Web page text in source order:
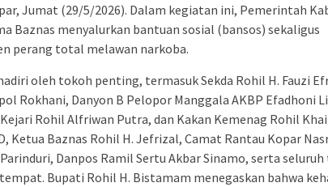
Jumat (29/5/2026). Dalam kegiatan ini, Pemerintah
Baznas menyalurkan bantuan sosial (bansos) sekaligus
perang total melawan narkoba.
oleh tokoh penting, termasuk Sekda Rohil H. Fauzi
Rokhani, Danyon B Pelopor Manggala AKBP Efadhoni
Rohil Alfriwan Putra, dan Kakan Kemenag Rohil
Ketua Baznas Rohil H. Jefrizal, Camat Rantau Kopar
Danpos Ramil Sertu Akbar Sinamo, serta
Bupati Rohil H. Bistamam menegaskan bahwa